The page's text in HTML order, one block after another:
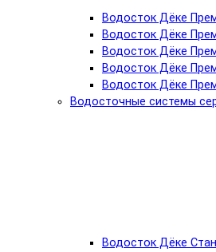
Водосток Дёке
Водосток Дёке
Водосток Дёке
Водосток Дёке
Водосток Дёке
Водосточные системы
Водосток Дёке